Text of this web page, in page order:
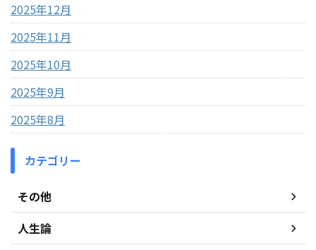
2025年12月
2025年11月
2025年10月
2025年9月
2025年8月
カテゴリー
その他
人生論